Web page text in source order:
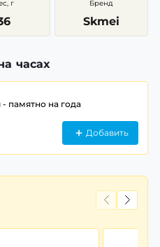
г Бренд
Skmei
часах
памятно на года
Добавить